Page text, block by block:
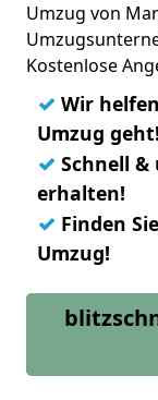
Umzug von
Kostenlose
✓ Wir
Umzug geht!
✓ Schnell
erhalten!
✓ Finden
Umzug!